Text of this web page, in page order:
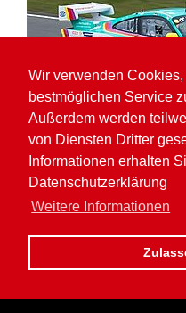
Wir verwenden
bestmöglichen Service
Außerdem werden
von Diensten Dritter
Informationen erhalten
Datenschutzerklärung
Weitere Informationen
Pole Position und
Kaufmann in der VLN
Zum zweiten Mal in Folge